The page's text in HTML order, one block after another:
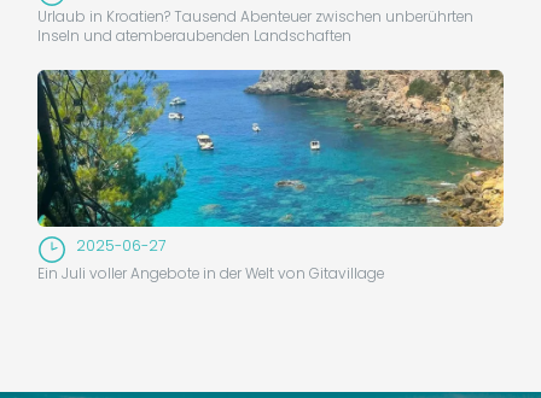
Urlaub in Kroatien? Tausend Abenteuer zwischen unberührten
Inseln und atemberaubenden Landschaften
2025-06-27
Ein Juli voller Angebote in der Welt von Gitavillage